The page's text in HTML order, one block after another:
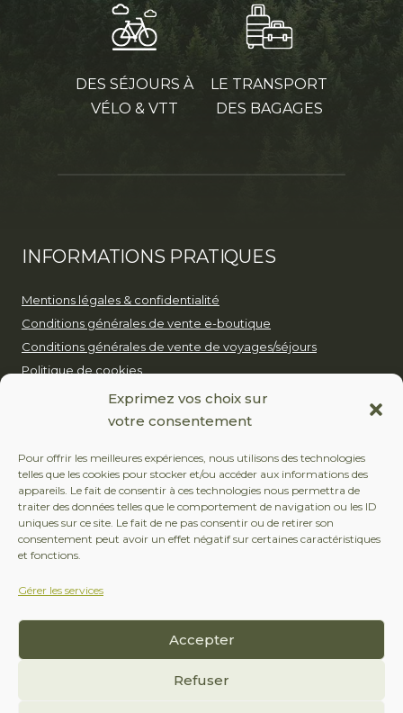
Exprimez vos choix sur
votre consentement
Pour offrir les meilleures expériences, nous utilisons des technologies
telles que les cookies pour stocker et/ou accéder aux informations des
appareils. Le fait de consentir à ces technologies nous permettra de
traiter des données telles que le comportement de navigation ou les ID
uniques sur ce site. Le fait de ne pas consentir ou de retirer son
consentement peut avoir un effet négatif sur certaines caractéristiques
et fonctions.
Gérer les services
Accepter
Refuser
DES SÉJOURS À
VÉLO & VTT
LE TRANSPORT
DES BAGAGES
INFORMATIONS PRATIQUES
Mentions légales & confidentialité
Conditions générales de vente e-boutique
Conditions générales de vente de voyages/séjours
Politique de cookies
Notre politique pour un tourisme durable
+32 (0)479 24 51 80
contact@europaventure.be
Place du Fays 11, 6870 Saint-Hubert
SUIVEZ-NOUS
Facebook
Instagram